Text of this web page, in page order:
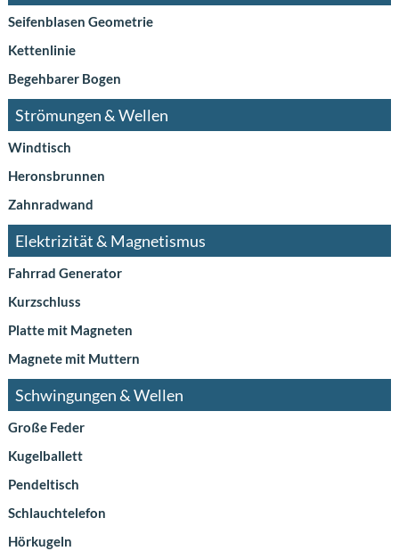
Seifenblasen Geometrie
Kettenlinie
Begehbarer Bogen
Strömungen & Wellen
Windtisch
Heronsbrunnen
Zahnradwand
Elektrizität & Magnetismus
Fahrrad Generator
Kurzschluss
Platte mit Magneten
Magnete mit Muttern
Schwingungen & Wellen
Große Feder
Kugelballett
Pendeltisch
Schlauchtelefon
Hörkugeln